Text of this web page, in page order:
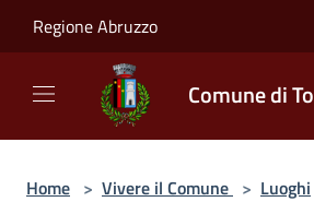
Regione Abruzzo
Comune di
Home > Vivere il Comune > Luoghi